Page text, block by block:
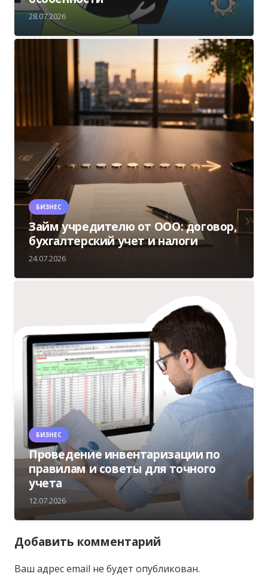
28.07.2026
БИЗНЕС
Займ учредителю от ООО: договор,
бухгалтерский учет и налоги
24.07.2026
БИЗНЕС
Проведение инвентаризации по
правилам и советы для точного
учета
12.07.2026
Добавить комментарий
Ваш адрес email не будет опубликован.